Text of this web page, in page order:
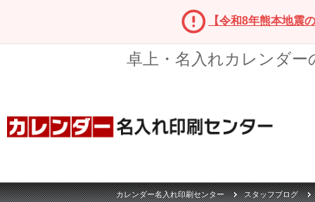
【令和8年熊本地震
卓上・名入れカレンダ
カレンダー名入れ印刷センター スタッフブログ